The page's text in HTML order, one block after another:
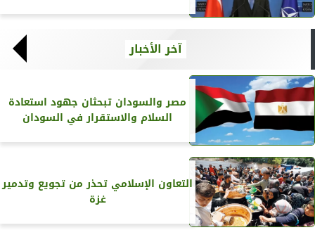
آخر الأخبار
مصر والسودان تبحثان جهود استعادة
السلام والاستقرار في السودان
التعاون الإسلامي تحذر من تجويع وتدمير
غزة